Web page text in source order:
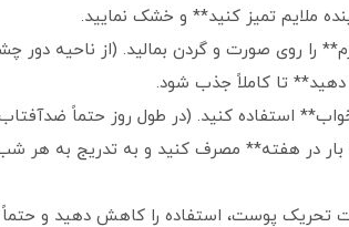
پوست، استفاده را کاهش دهید و حتماً